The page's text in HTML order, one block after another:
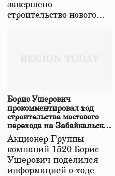
завершено
строительство нового…
Борис Ушерович
прокомментировал ход
строительства мостового
перехода на Забайкальской
железной дороге
Акционер Группы
компаний 1520 Борис
Ушерович поделился
информацией о ходе